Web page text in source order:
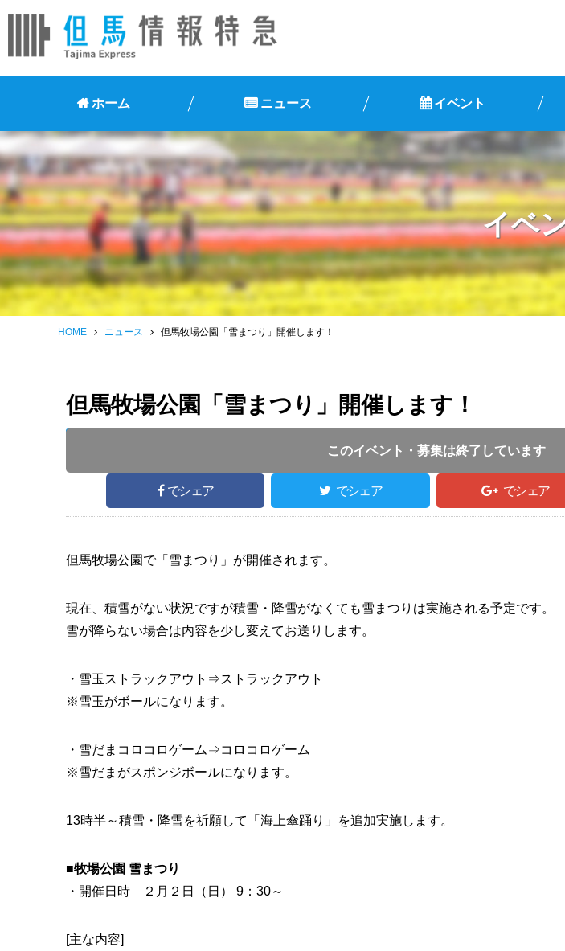
ホーム ニュース イベント
イベ
HOME ニュース 但馬牧場公園「雪まつり」開催します！
但馬牧場公園「雪まつり」開催します！
このイベント・募集は終了しています
でシェア でシェア でシェア
但馬牧場公園で「雪まつり」が開催されます。
現在、積雪がない状況ですが積雪・降雪がなくても雪まつりは実施される予定です。
雪が降らない場合は内容を少し変えてお送りします。
・雪玉ストラックアウト⇒ストラックアウト
※雪玉がボールになります。
・雪だまコロコロゲーム⇒コロコロゲーム
※雪だまがスポンジボールになります。
13時半～積雪・降雪を祈願して「海上傘踊り」を追加実施します。
■牧場公園 雪まつり
・開催日時 ２月２日（日） 9：30～
[主な内容]